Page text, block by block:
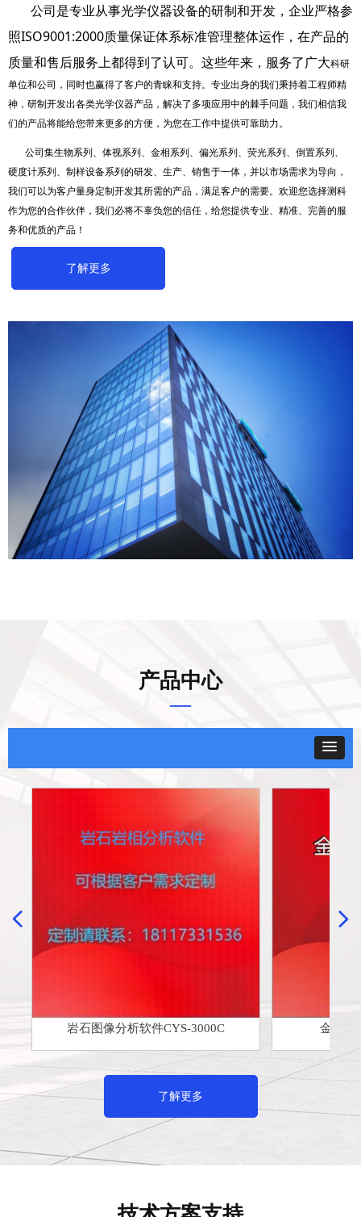
公司是专业从事光学仪器设备的研制和开发，企业严格参
照ISO9001:2000质量保证体系标准管理整体运作，在产品的
质量和售后服务上都得到了认可。这些年来，服务了广大科研
单位和公司，同时也赢得了客户的青睐和支持。专业出身的我们秉持着工程师精
神，研制开发出各类光学仪器产品，解决了多项应用中的棘手问题，我们相信我
们的产品将能给您带来更多的方便，为您在工作中提供可靠助力。
公司集生物系列、体视系列、金相系列、偏光系列、荧光系列、倒置系列、
硬度计系列、制样设备系列的研发、生产、销售于一体，并以市场需求为导向，
我们可以为客户量身定制开发其所需的产品，满足客户的需要。欢迎您选择测科
作为您的合作伙伴，我们必将不辜负您的信任，给您提供专业、精准、完善的服
务和优质的产品！
了解更多
产品中心
—
岩石图像分析软件CYS-3000C 金相分
넳 넲
了解更多